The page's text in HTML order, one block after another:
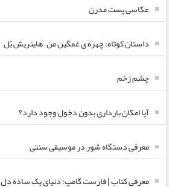
عکاسی پست مدرن
داستان کوتاه: چهره ی غمگین من – هاینریش بُل
چشم زخم
آیا امکان بارداری بدون دخول وجود دارد؟
معرفی دستگاه شور در موسیقی سنتی
معرفی کتاب | فارست گامپ؛ دنیای یک ساده دل